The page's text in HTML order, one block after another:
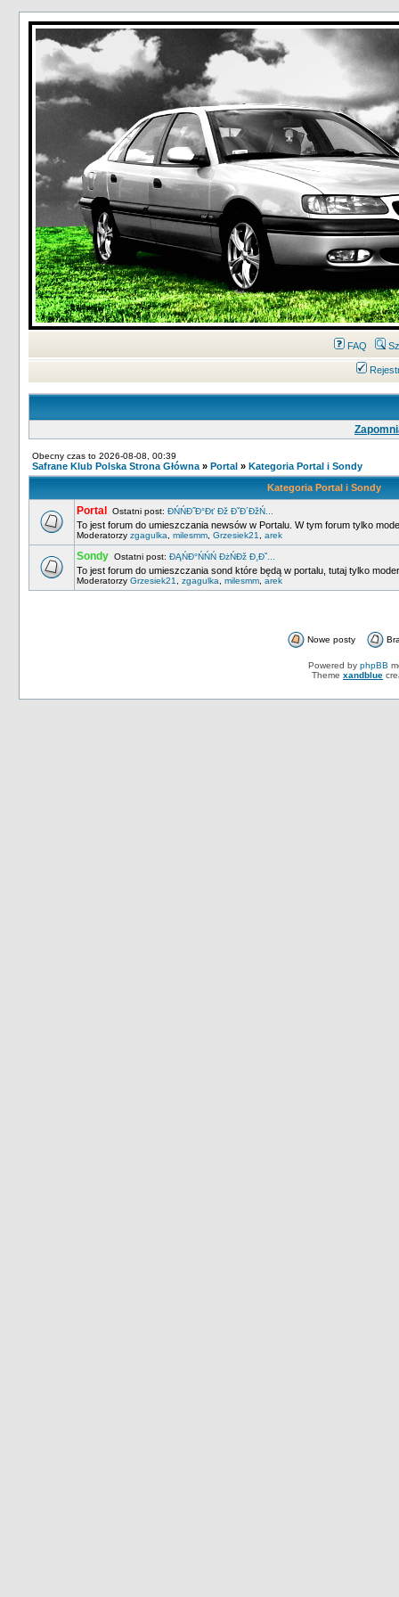
FAQ
Obecny czas to 2026-08-08, 00:39
Safrane Klub Polska Strona Główna » Portal » Kategoria Portal i Sondy
Kategoria Portal i Sondy
Portal Ostatni post: ĐŃŃĐ˝Đ°Đť Đž ĐˇĐ´ĐžŃ...
To jest forum do umieszczania newsów w Portalu. W tym forum tylko
Moderatorzy zgagulka milesmm Grzesiek21 arek
Sondy Ostatni post: ĐĄŃĐ°ŃŃŃ ĐżŃĐž Đ¸Đˇ...
To jest forum do umieszczania sond które będą w portalu, tutaj tylko
Moderatorzy Grzesiek21 zgagulka milesmm arek
Nowe posty
Powered by phpBB
Theme xandblue